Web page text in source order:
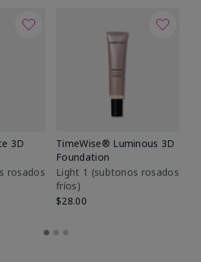
3D
rosados
TimeWise® Luminous 3D
Foundation
Light 1​ (subtonos rosados
fríos)
$28.00